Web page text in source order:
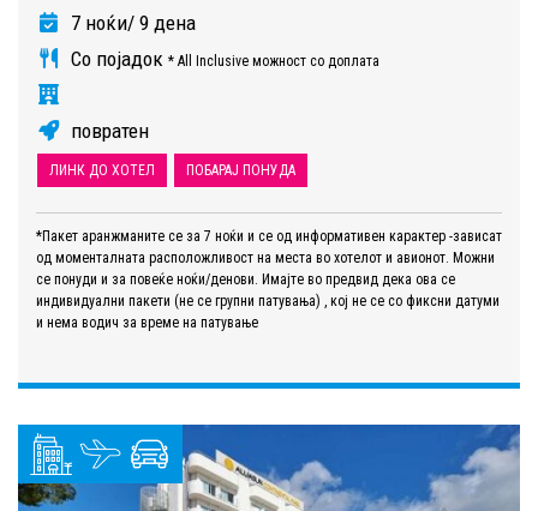
7 ноќи/ 9 дена
Со појадок * All Inclusive можност со доплата
повратен
ЛИНК ДО ХОТЕЛ ПОБАРАЈ ПОНУДА
*Пакет аранжманите се за 7 ноќи и се од информативен карактер -зависат
од моменталната расположливост на места во хотелот и авионот. Можни
се понуди и за повеќе ноќи/денови. Имајте во предвид дека ова се
индивидуални пакети (не се групни патувања) , кој не се со фиксни датуми
и нема водич за време на патување